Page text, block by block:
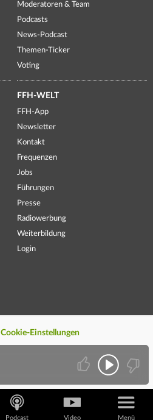
Moderatoren & Team
Podcasts
News-Podcast
Themen-Ticker
Voting
FFH-WELT
FFH-App
Newsletter
Kontakt
Frequenzen
Jobs
Führungen
Presse
Radiowerbung
Weiterbildung
Login
Cookie-Einstellungen
Podcast Video Menü